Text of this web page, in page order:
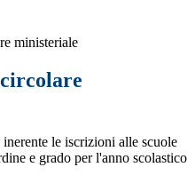
ministeriale
le iscrizioni alle scuole
e grado per l'anno scolastico